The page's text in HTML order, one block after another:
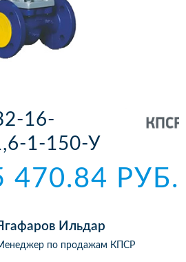
16-
1-150-У
470.84 РУБ.
Ильдар
по продажам КПСР